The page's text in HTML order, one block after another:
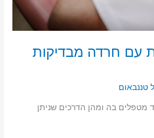
עם חרדה מבדיקות
טננבאום
מטפלים בה ומהן הדרכים שניתן